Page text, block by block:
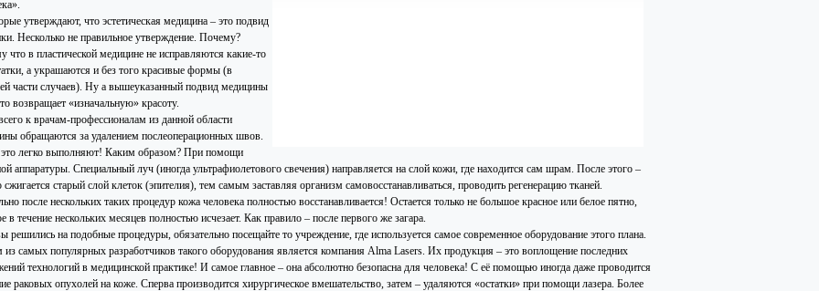
утверждают, что эстетическая медицина – это подвид
Несколько не правильное утверждение. Почему?
что в пластической медицине не исправляются какие-то
а украшаются и без того красивые формы (в
части случаев). Ну а вышеуказанный подвид медицины
возвращает «изначальную» красоту.
к врачам-профессионалам из данной области
обращаются за удалением послеоперационных швов.
легко выполняют! Каким образом? При помощи
аппаратуры. Специальный луч (иногда ультрафиолетового свечения) направляется на слой кожи, где находится сам шрам. После этого –
сжигается старый слой клеток (эпителия), тем самым заставляя организм самовосстанавливаться, проводить регенерацию тканей.
после нескольких таких процедур кожа человека полностью восстанавливается! Остается только не большое красное или белое пятно,
в течение нескольких месяцев полностью исчезает. Как правило – после первого же загара.
решились на подобные процедуры, обязательно посещайте то учреждение, где используется самое современное оборудование этого плана.
самых популярных разработчиков такого оборудования является компания Alma Lasers. Их продукция – это воплощение последних
технологий в медицинской практике! И самое главное – она абсолютно безопасна для человека! С её помощью иногда даже проводится
раковых опухолей на коже. Сперва производится хирургическое вмешательство, затем – удаляются «остатки» при помощи лазера. Более